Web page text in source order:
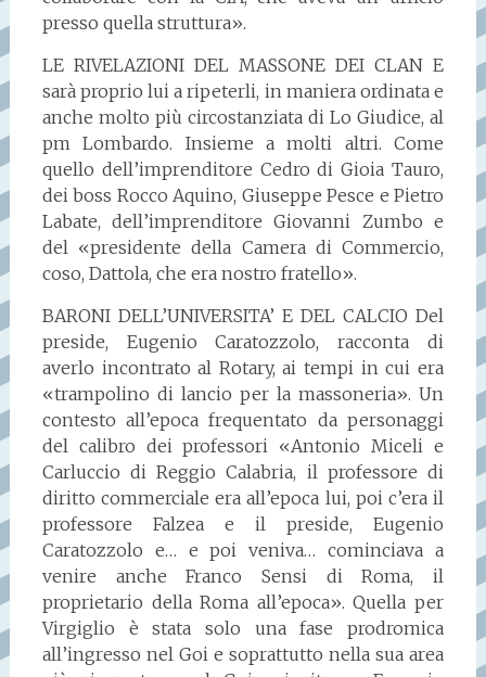
presso quella struttura».
LE RIVELAZIONI DEL MASSONE DEI CLAN E
sarà proprio lui a ripeterli, in maniera ordinata e
anche molto più circostanziata di Lo Giudice, al
pm Lombardo. Insieme a molti altri. Come
quello dell’imprenditore Cedro di Gioia Tauro,
dei boss Rocco Aquino, Giuseppe Pesce e Pietro
Labate, dell’imprenditore Giovanni Zumbo e
del «presidente della Camera di Commercio,
coso, Dattola, che era nostro fratello».
BARONI DELL’UNIVERSITA’ E DEL CALCIO Del
preside, Eugenio Caratozzolo, racconta di
averlo incontrato al Rotary, ai tempi in cui era
«trampolino di lancio per la massoneria». Un
contesto all’epoca frequentato da personaggi
del calibro dei professori «Antonio Miceli e
Carluccio di Reggio Calabria, il professore di
diritto commerciale era all’epoca lui, poi c’era il
professore Falzea e il preside, Eugenio
Caratozzolo e… e poi veniva… cominciava a
venire anche Franco Sensi di Roma, il
proprietario della Roma all’epoca». Quella per
Virgiglio è stata solo una fase prodromica
all’ingresso nel Goi e soprattutto nella sua area